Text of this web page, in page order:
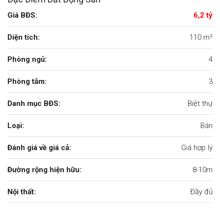
Giá BĐS: 6,2 tỷ
Diện tích: 110 m²
Phòng ngủ: 4
Phòng tắm: 3
Danh mục BĐS: Biệt thự
Loại: Bán
Đánh giá về giá cả: Giá hợp lý
Đường rộng hiện hữu: 8-10m
Nội thất: Đầy đủ